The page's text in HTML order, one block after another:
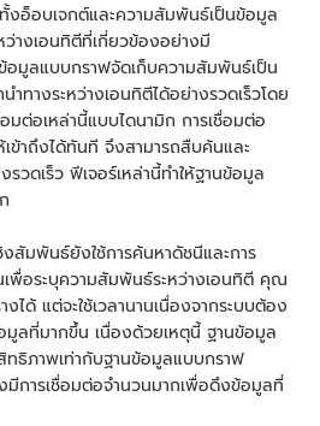
งอ็อบเจกต์และความสัมพันธ์เป็นข้อมูล
ว่างเอนทิตีที่เกี่ยวข้องอย่างมี
อมูลแบบกราฟจัดเก็บความสัมพันธ์เป็น
ทางระหว่างเอนทิตีได้อย่างรวดเร็วโดย
มต่อเหล่านี้แบบไดนามิก การเชื่อมต่อ
เข้าถึงได้ทันที จึงสามารถสืบค้นและ
วดเร็ว ฟีเจอร์เหล่านี้ทำให้ฐานข้อมูล
สัมพันธ์ยังใช้การค้นหาดัชนีและการ
พื่อระบุความสัมพันธ์ระหว่างเอนทิตี คุณ
ได้ แต่จะใช้เวลานานเนื่องจากระบบต้อง
ลที่มากขึ้น เนื่องด้วยเหตุนี้ ฐานข้อมูล
ธิภาพเท่ากับฐานข้อมูลแบบกราฟ
การเชื่อมต่อจำนวนมากเพื่อดึงข้อมูลที่